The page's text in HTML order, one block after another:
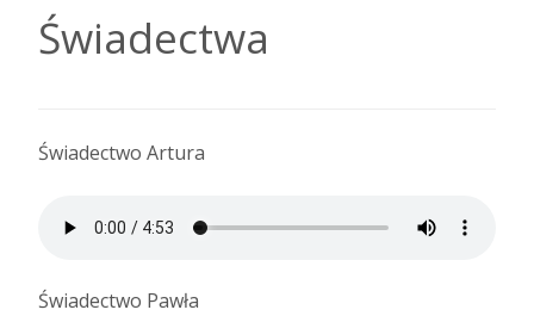
Świadectwa
Świadectwo Artura
Świadectwo Pawła